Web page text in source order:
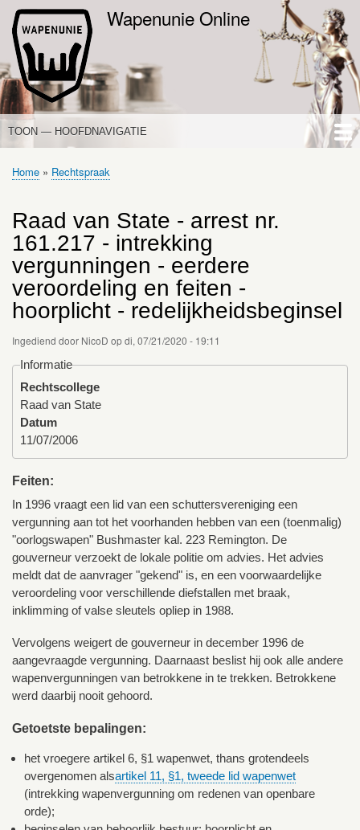
Overslaan
en
Wapenunie Online
HOOFDNAVIGATIE
TOON — HOOFDNAVIGATIE
HOME
NIEUWS
DE WAPENWET
STANDPUNTEN
PORTALEN
OVER WAPENUNIE
Kruimelpad
Home Rechtspraak
Raad van State - arrest nr.
161.217 - intrekking
vergunningen - eerdere
veroordeling en feiten -
hoorplicht - redelijkheidsbeginsel
Ingediend door NicoD opdi, 07/21/2020 - 19:11
Informatie
Rechtscollege
Raad van State
Datum
11/07/2006
Feiten:
In 1996 vraagt een lid van een schuttersvereniging een
vergunning aan tot het voorhanden hebben van een (toenmalig)
"oorlogswapen" Bushmaster kal. 223 Remington. De
gouverneur verzoekt de lokale politie om advies. Het advies
meldt dat de aanvrager "gekend" is, en een voorwaardelijke
veroordeling voor verschillende diefstallen met braak,
inklimming of valse sleutels opliep in 1988.
Vervolgens weigert de gouverneur in december 1996 de
aangevraagde vergunning. Daarnaast beslist hij ook alle andere
wapenvergunningen van betrokkene in te trekken. Betrokkene
werd daarbij nooit gehoord.
Getoetste bepalingen:
het vroegere artikel 6, §1 wapenwet, thans grotendeels
overgenomen alsartikel 11, §1, tweede lid wapenwet
(intrekking wapenvergunning om redenen van openbare
orde);